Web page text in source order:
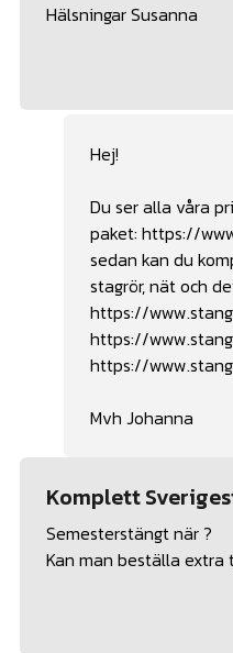
Hälsningar Susanna
Hej!
Du ser alla våra
paket: https://
sedan kan du
stagrör, nät och
https://
https://
https://
Mvh Johanna
Komplett
Semesterstängt när ?
Kan man beställa